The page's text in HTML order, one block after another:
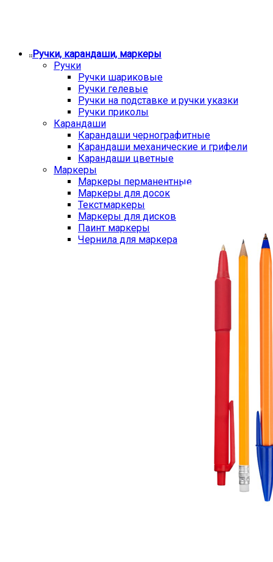
Ручки, карандаши, маркеры
Ручки
Ручки шариковые
Ручки гелевые
Ручки на подставке и ручки указки
Ручки приколы
Карандаши
Карандаши чернографитные
Карандаши механические и грифели
Карандаши цветные
Маркеры
Маркеры перманентные
Маркеры для досок
Текстмаркеры
Маркеры для дисков
Паинт маркеры
Чернила для маркера